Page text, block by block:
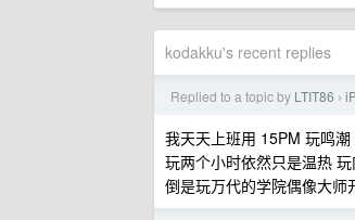
kodakku's recent replies
Replied to a topic by LTIT86 ›
我天天上班用 15PM 玩鸣
玩两个小时依然只是温热
倒是玩万代的学院偶像大师